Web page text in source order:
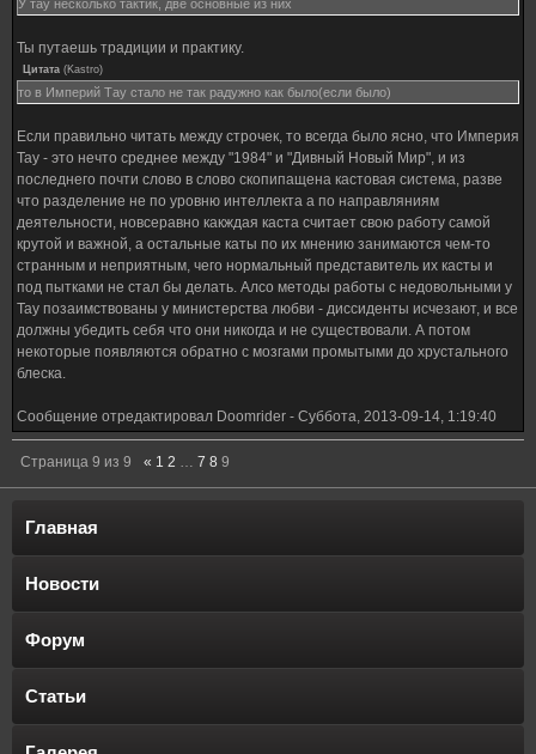
У тау несколько тактик, две основные из них
Ты путаешь традиции и практику.
Цитата (Kastro)
то в Империй Тау стало не так радужно как было(если было)
Если правильно читать между строчек, то всегда было ясно, что Империя
Тау - это нечто среднее между "1984" и "Дивный Новый Мир", и из
последнего почти слово в слово скопипащена кастовая система, разве
что разделение не по уровню интеллекта а по направляниям
деятельности, новсеравно какждая каста считает свою работу самой
крутой и важной, а остальные каты по их мнению занимаются чем-то
странным и неприятным, чего нормальный представитель их касты и
под пытками не стал бы делать. Алсо методы работы с недовольными у
Тау позаимствованы у министерства любви - диссиденты исчезают, и все
должны убедить себя что они никогда и не существовали. А потом
некоторые появляются обратно с мозгами промытыми до хрустального
блеска.
Сообщение отредактировал Doomrider - Суббота, 2013-09-14, 1:19:40
Страница 9 из 9 « 1 2 … 7 8 9
Главная
Новости
Форум
Статьи